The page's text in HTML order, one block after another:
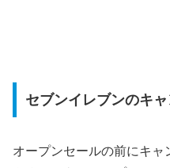
セブンイレブンのキ
オープンセールの前にキ